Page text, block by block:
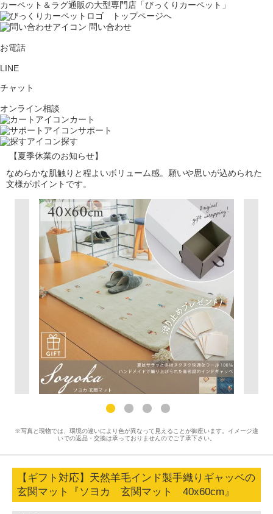
カーペット＆ラグ通販の大型専門店「びっくりカーペット」
問い合わせ
お電話
LINE
チャット
オンライン相談
カート
サポート
探す
【夏季休業のお知らせ】
なめらかな肌触りと程よいボリューム感。願いや思いが込められた
文様がポイントです。
※写真と現物では、環境の違いにより色が異なって見えることが御座います。イメージ違
いでの返品・交換は承っておりませんのでご了承下さい。
【ギフト対応】天然羊毛インド製手織りギャッベの
玄関マット『ソヨカ 玄関マット 40x60cm』